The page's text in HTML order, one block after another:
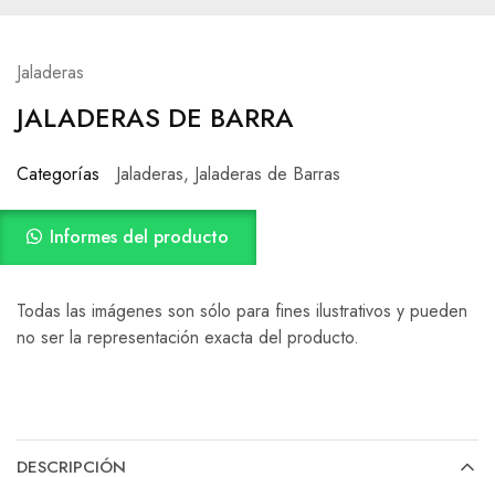
Jaladeras
JALADERAS DE BARRA
Categorías Jaladeras, Jaladeras de Barras
Informes del producto
Todas las imágenes son sólo para fines ilustrativos y pueden
no ser la representación exacta del producto.
DESCRIPCIÓN